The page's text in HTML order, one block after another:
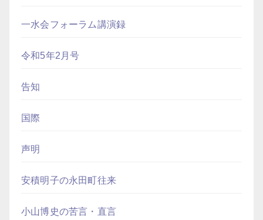
一水会フォーラム講演録
令和5年2月号
告知
国際
声明
安積明子の永田町往来
小山博史の苦言・直言